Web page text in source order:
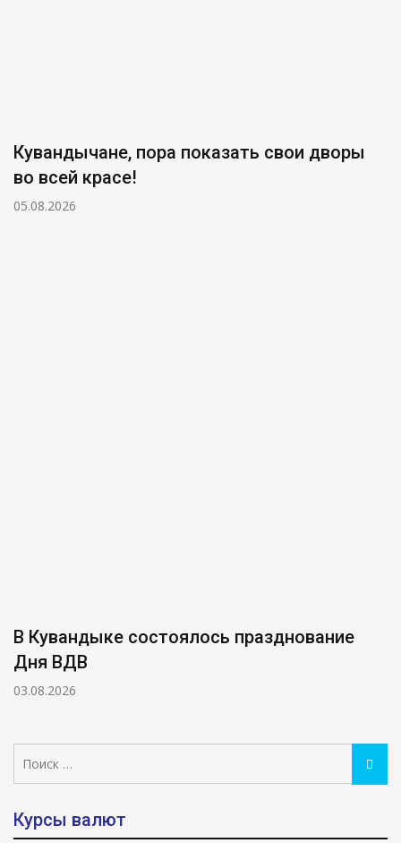
Кувандычане, пора показать свои дворы
во всей красе!
05.08.2026
В Кувандыке состоялось празднование
Дня ВДВ
03.08.2026
Поиск
Курсы валют